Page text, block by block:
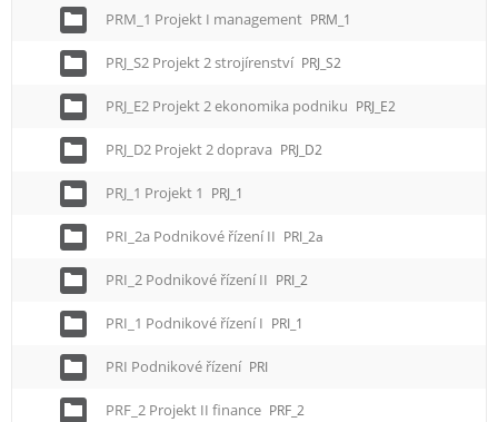
PRM_1 Projekt I management PRM_1
PRJ_S2 Projekt 2 strojírenství PRJ_S2
PRJ_E2 Projekt 2 ekonomika podniku PRJ_E2
PRJ_D2 Projekt 2 doprava PRJ_D2
PRJ_1 Projekt 1 PRJ_1
PRI_2a Podnikové řízení II PRI_2a
PRI_2 Podnikové řízení II PRI_2
PRI_1 Podnikové řízení I PRI_1
PRI Podnikové řízení PRI
PRF_2 Projekt II finance PRF_2